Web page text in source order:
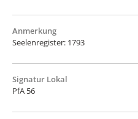
Anmerkung
Seelenregister: 1793
Signatur Lokal
PfA 56